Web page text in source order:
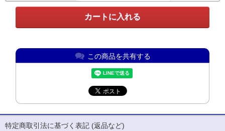
この商品を共有する
特定商取引法に基づく表記 (返品など)